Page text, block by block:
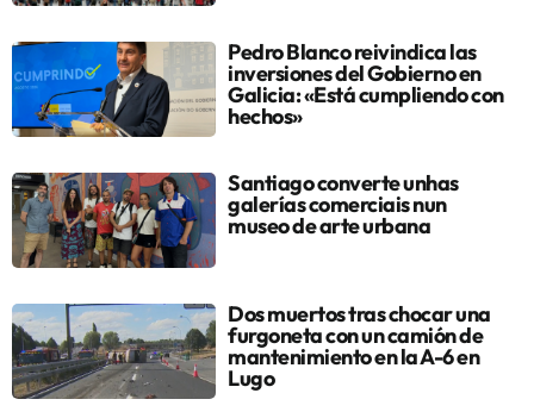
Pedro Blanco reivindica las
inversiones del Gobierno en
Galicia: «Está cumpliendo con
hechos»
Santiago converte unhas
galerías comerciais nun
museo de arte urbana
Dos muertos tras chocar una
furgoneta con un camión de
mantenimiento en la A-6 en
Lugo